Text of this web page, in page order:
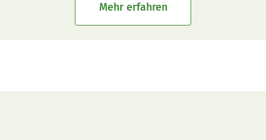
Mehr erfahren